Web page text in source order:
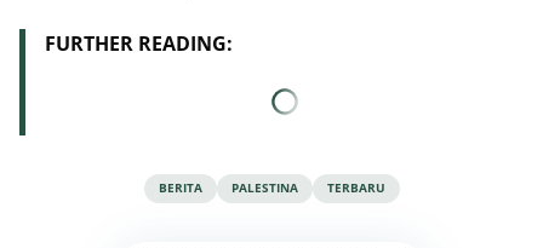
FURTHER READING:
BERITA PALESTINA TERBARU